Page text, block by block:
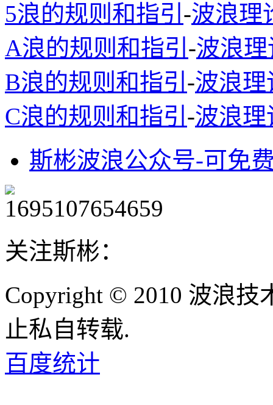
5浪的规则和指引 -波浪理
A浪的规则和指引 -波浪
B浪的规则和指引 -波浪
C浪的规则和指引 -波浪理
斯彬波浪公众号-可免
关注斯彬：
Copyright © 2010 波浪技
止私自转载.
百度统计